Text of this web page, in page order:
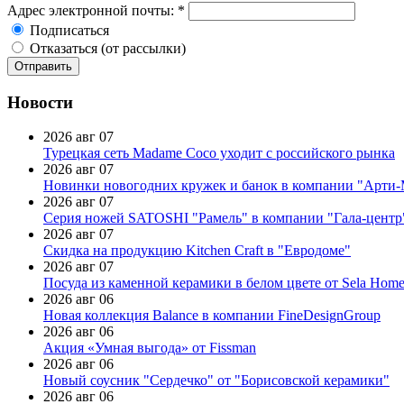
Адрес электронной почты: *
Подписаться
Отказаться (от рассылки)
Новости
2026 авг 07
Турецкая сеть Madame Coco уходит с российского рынка
2026 авг 07
Новинки новогодних кружек и банок в компании
2026 авг 07
Серия ножей SATOSHI "Рамель" в компании "Гала-
2026 авг 07
Скидка на продукцию Kitchen Craft в "Евродоме"
2026 авг 07
Посуда из каменной керамики в белом цвете от Sela Home
2026 авг 06
Новая коллекция Balance в компании FineDesignGroup
2026 авг 06
Акция «Умная выгода» от Fissman
2026 авг 06
Новый соусник "Сердечко" от "Борисовской керамики"
2026 авг 06